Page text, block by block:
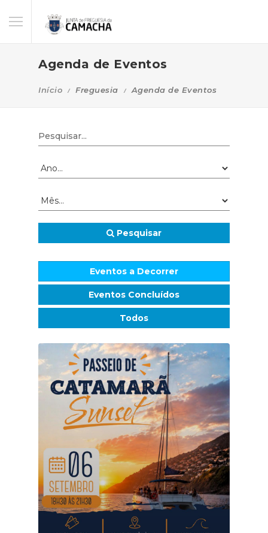
Agenda de Eventos
Início Freguesia Agenda de Eventos
Pesquisar
Eventos a Decorrer
Eventos Concluídos
Todos